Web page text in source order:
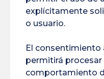
explícitamente
o usuario.
El consentimiento
permitirá
comportamiento
Laboratorios
Equipos Informáticos
MT180 Retratos
Buscar En Vuelta